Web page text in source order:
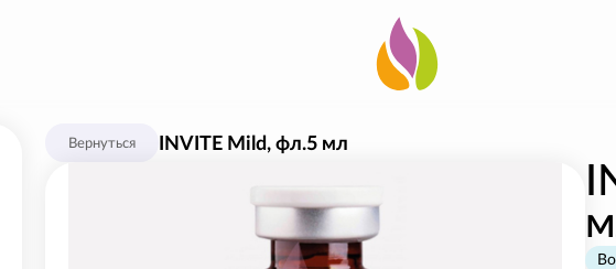
Вернуться INVITE Mild, фл.5 мл